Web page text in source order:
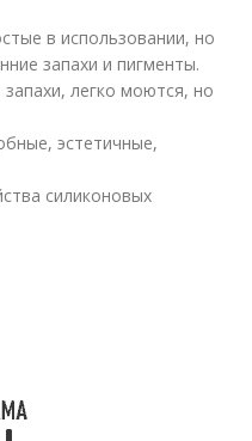
в использовании, но
запахи и пигменты.
легко моются, но
эстетичные,
силиконовых